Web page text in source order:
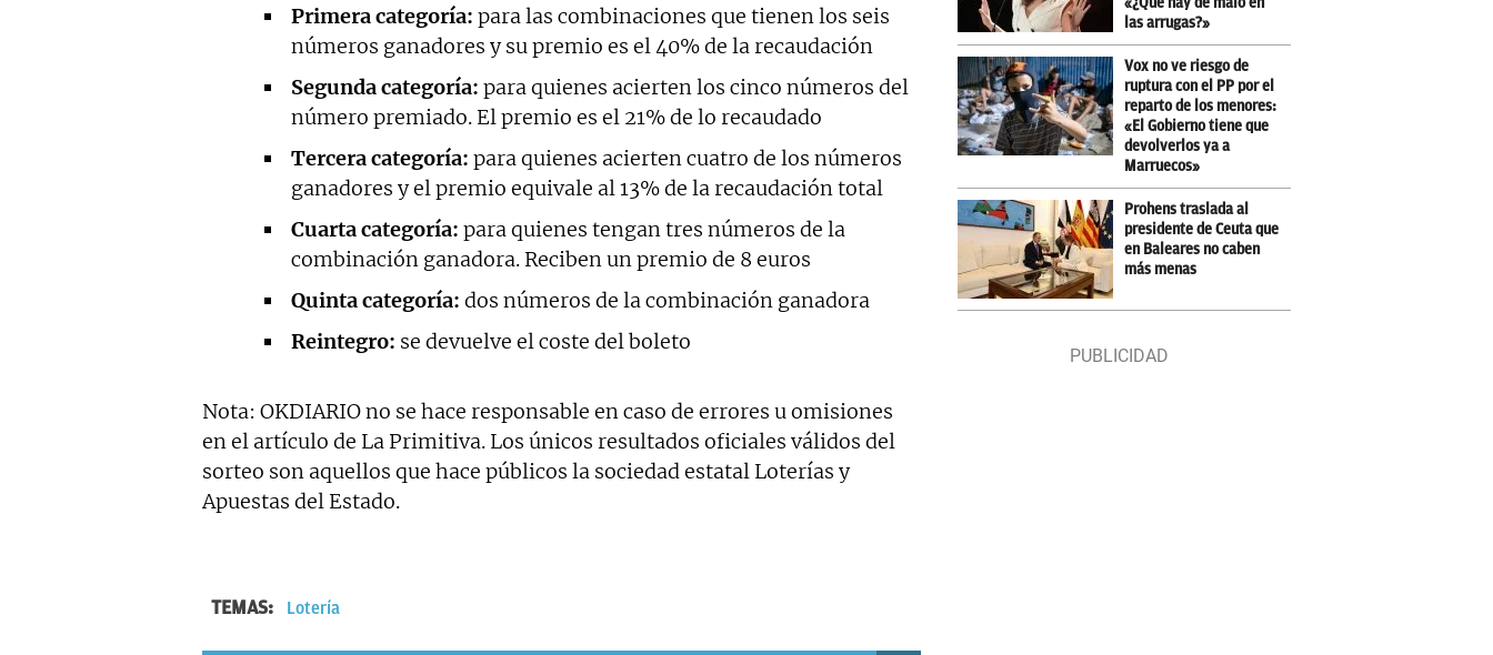
Primera categoría: para las combinaciones que tienen los seis
números ganadores y su premio es el 40% de la recaudación
Segunda categoría: para quienes acierten los cinco números del
número premiado. El premio es el 21% de lo recaudado
Tercera categoría: para quienes acierten cuatro de los números
ganadores y el premio equivale al 13% de la recaudación total
Cuarta categoría: para quienes tengan tres números de la
combinación ganadora. Reciben un premio de 8 euros
Quinta categoría: dos números de la combinación ganadora
Reintegro: se devuelve el coste del boleto
Nota: OKDIARIO no se hace responsable en caso de errores u omisiones
en el artículo de La Primitiva. Los únicos resultados oficiales válidos del
sorteo son aquellos que hace públicos la sociedad estatal Loterías y
Apuestas del Estado.
TEMAS: Lotería
las arrugas?»
Vox no ve riesgo de
ruptura con el PP por el
reparto de los menores:
«El Gobierno tiene que
devolverlos ya a
Marruecos»
Prohens traslada al
presidente de Ceuta que
en Baleares no caben
más menas